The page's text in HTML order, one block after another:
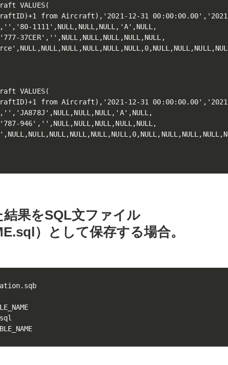
VALUES(
from Aircraft),'2021-12-31
1111',NULL,NULL,NULL,'A',NULL,
37CER','',NULL,NULL,NULL,NULL,NULL,
VALUES(
from Aircraft),'2021-12-31
946','',NULL,NULL,NULL,NULL,NULL,
果をSQL文ファイル
）として保存する場合。